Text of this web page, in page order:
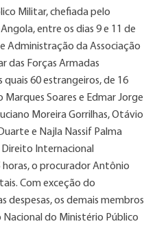
Militar, chefiada pelo
entre os dias 9 e 11 de
Administração da Associação
das Forças Armadas
60 estrangeiros, de 16
Soares e Edmar Jorge
Moreira Gorrilhas, Otávio
e Najla Nassif Palma
Internacional
horas, o procurador Antônio
Com exceção do
despesas, os demais membros
do Ministério Público